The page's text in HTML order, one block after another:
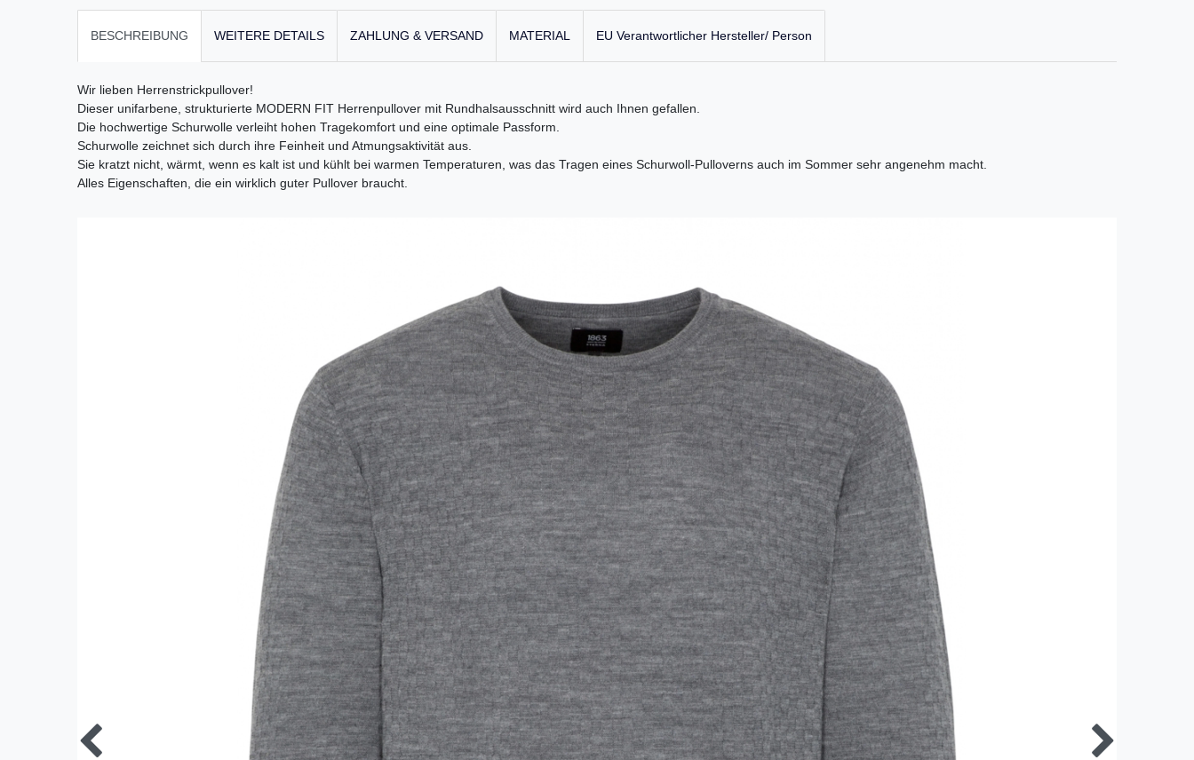
BESCHREIBUNG WEITERE DETAILS ZAHLUNG & VERSAND MATERIAL EU Verantwortlicher Hersteller/ Person
Wir lieben Herrenstrickpullover!
Dieser unifarbene, strukturierte MODERN FIT Herrenpullover mit Rundhalsausschnitt wird auch Ihnen gefallen.
Die hochwertige Schurwolle verleiht hohen Tragekomfort und eine optimale Passform.
Schurwolle zeichnet sich durch ihre Feinheit und Atmungsaktivität aus.
Sie kratzt nicht, wärmt, wenn es kalt ist und kühlt bei warmen Temperaturen, was das Tragen eines Schurwoll-Pulloverns auch im Sommer sehr angenehm macht.
Alles Eigenschaften, die ein wirklich guter Pullover braucht.